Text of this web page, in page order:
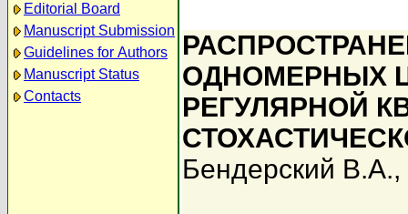
Editorial Board
Manuscript Submission
Guidelines for Authors
Manuscript Status
Contacts
ОДНОМЕРНЫХ
РЕГУЛЯРНОЙ
Бендерский В.А.,